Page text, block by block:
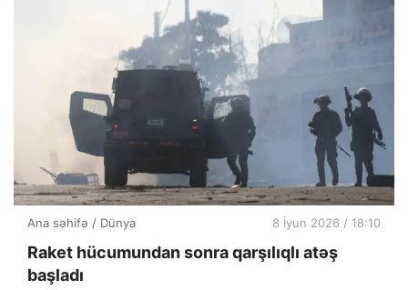
Ana səhifə / Dünya 8 İyun 2026 / 18:10
Raket hücumundan sonra qarşılıqlı atəş
başladı